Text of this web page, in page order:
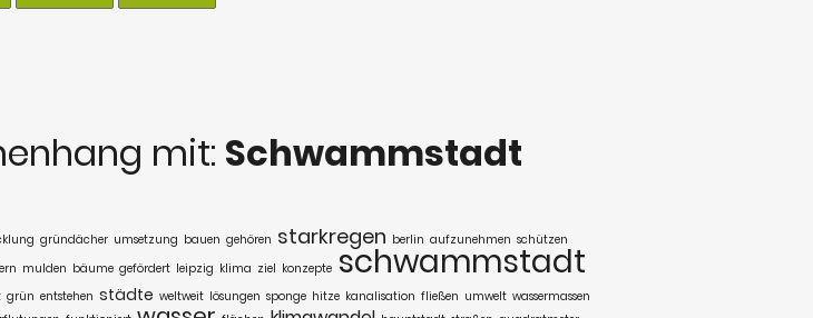
mit: Schwammstadt
gründächer umsetzung bauen gehören starkregen berlin aufzunehmen schützen
mulden bäume gefördert leipzig klima ziel konzepte schwammstadt
grün entstehen städte weltweit lösungen sponge hitze kanalisation fließen umwelt wassermassen